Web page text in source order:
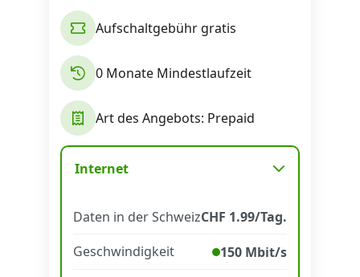
Aktionen
News
Forum
Über uns
Aufschaltgebühr gratis
0 Monate Mindestlaufzeit
Art des Angebots: Prepaid
Internet
Daten in der SchweizCHF 1.99/Tag.
Geschwindigkeit
150 Mbit/s